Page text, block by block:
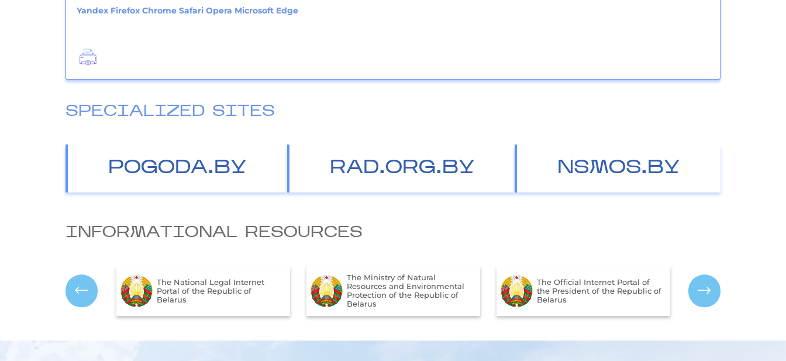
Yandex Firefox Chrome Safari Opera Microsoft Edge
SPECIALIZED SITES
POGODA.BY RAD.ORG.BY NSMOS.BY
INFORMATIONAL RESOURCES
of the Republic
The National Legal Internet
Portal of the Republic of
Belarus
The Ministry of Natural
Resources and Environmental
Protection of the Republic of
Belarus
The Official Internet Portal of
the President of the Republic of
Belarus